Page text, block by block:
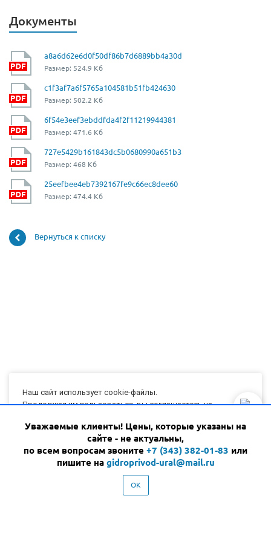
Документы
a8a6d62e6d0f50df86b7d6889bb4a30d
Размер: 524.9 Кб
c1f3af7a6f5765a104581b51fb424630
Размер: 502.2 Кб
6f54e3eef3ebddfda4f2f11219944381
Размер: 471.6 Кб
727e5429b161843dc5b0680990a651b3
Размер: 468 Кб
25eefbee4eb7392167fe9c66ec8dee60
Размер: 474.4 Кб
Вернуться к списку
КАТАЛОГ
УСЛУГИ
ПАРТНЕРЫ
НОВОСТИ
Наш сайт использует cookie-файлы.
Продолжая им пользоваться, вы соглашаетесь на
Метрики в соответствии с политикой конфиденциальности.
Я СОГЛАСЕН
Уважаемые клиенты! Цены, которые указаны на
сайте - не актуальны,
по всем вопросам звоните +7 (343) 382-01-83 или
пишите на gidroprivod-ural@mail.ru
OK